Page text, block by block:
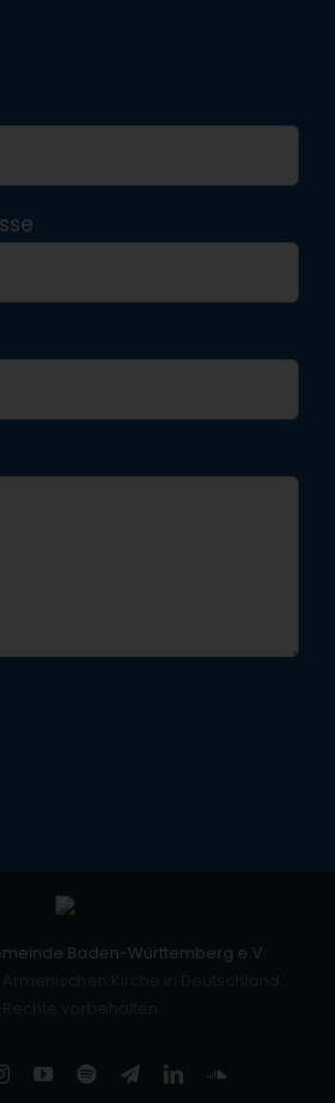
Baden-Württemberg e.V.
InstagramYouTube
SpotifyTelegramLinkedInSoundCloud